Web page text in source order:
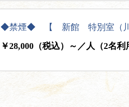
◆禁煙◆ 【 新館 特別室（川
￥28,000（税込）～／人（2名利